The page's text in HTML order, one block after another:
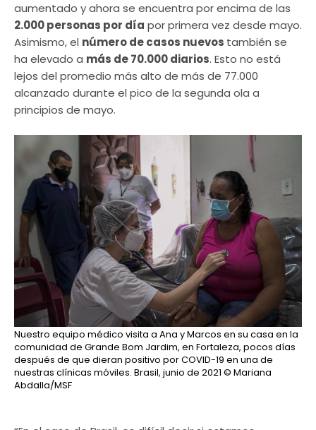
aumentado y ahora se encuentra por encima de las
2.000 personas por día por primera vez desde mayo.
Asimismo, el número de casos nuevos también se
ha elevado a más de 70.000 diarios. Esto no está
lejos del promedio más alto de más de 77.000
alcanzado durante el pico de la segunda ola a
principios de mayo.
Nuestro equipo médico visita a Ana y Marcos en su casa en la
comunidad de Grande Bom Jardim, en Fortaleza, pocos días
después de que dieran positivo por COVID-19 en una de
nuestras clínicas móviles. Brasil, junio de 2021 © Mariana
Abdalla/MSF